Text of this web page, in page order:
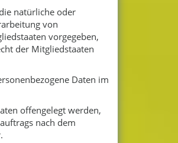
natürliche oder
von
vorgegeben,
der Mitgliedstaaten
Daten im
offengelegt werden,
nach dem